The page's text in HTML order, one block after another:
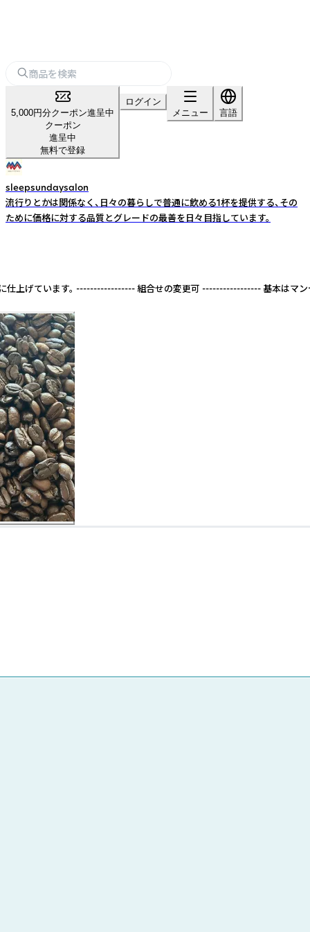
5,000円分クーポン進呈中
クーポン
進呈中
無料で登録
ログイン
メニュー
言語
sleepsundaysalon
流行りとかは関係なく、日々の暮らしで普通に飲める1杯を提供する、その
ために価格に対する品質とグレードの最善を日々目指しています。
ています。 ----------------- 組合せの変更可 ----------------- 基本は